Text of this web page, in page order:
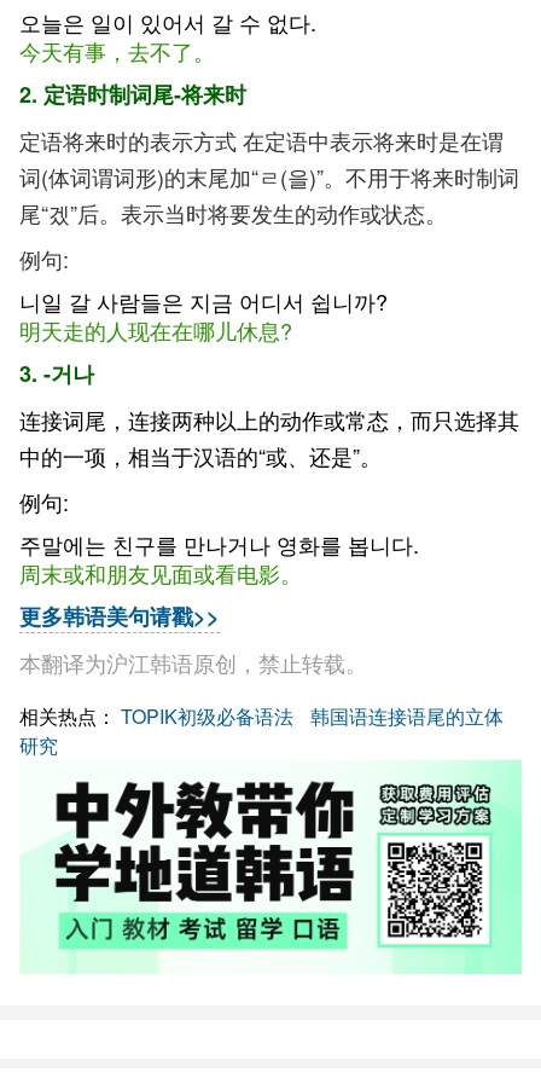
오늘은 일이 있어서 갈 수 없다.
今天有事，去不了。
2. 定语时制词尾-将来时
定语将来时的表示方式 在定语中表示将来时是在谓
词(体词谓词形)的末尾加“ㄹ(을)”。不用于将来时制词
尾“겠”后。表示当时将要发生的动作或状态。
例句:
니일 갈 사람들은 지금 어디서 쉽니까?
明天走的人现在在哪儿休息?
3. -거나
连接词尾，连接两种以上的动作或常态，而只选择其
中的一项，相当于汉语的“或、还是”。
例句:
주말에는 친구를 만나거나 영화를 봅니다.
周末或和朋友见面或看电影。
更多韩语美句请戳>>
本翻译为沪江韩语原创，禁止转载。
相关热点： TOPIK初级必备语法
韩国语连接语尾的立体
研究